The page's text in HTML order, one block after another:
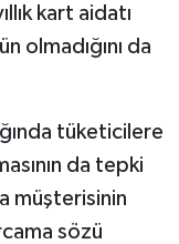
kart aidatı
olmadığını da
tüketicilere
da tepki
müşterisinin
sözü